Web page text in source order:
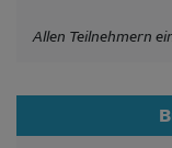
Allen Teilnehmern